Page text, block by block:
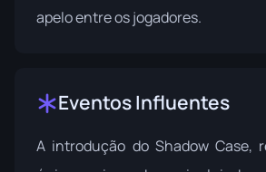
apelo entre os jogadores.
Eventos Influentes
A introdução do Shadow Case,